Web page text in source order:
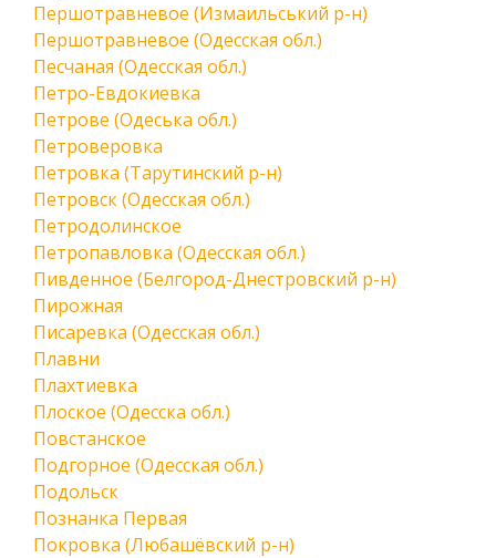
Першотравневое (Измаильський р-н)
Першотравневое (Одесская обл.)
Песчаная (Одесская обл.)
Петро-Евдокиевка
Петрове (Одеська обл.)
Петроверовка
Петровка (Тарутинский р-н)
Петровск (Одесская обл.)
Петродолинское
Петропавловка (Одесская обл.)
Пивденное (Белгород-Днестровский р-н)
Пирожная
Писаревка (Одесская обл.)
Плавни
Плахтиевка
Плоское (Одесска обл.)
Повстанское
Подгорное (Одесская обл.)
Подольск
Познанка Первая
Покровка (Любашёвский р-н)